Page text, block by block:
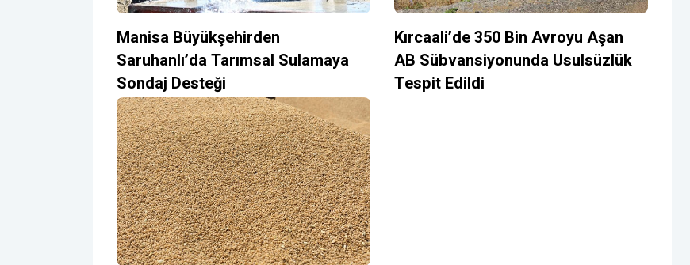
Manisa Büyükşehirden
Saruhanlı’da Tarımsal Sulamaya
Sondaj Desteği
Kırcaali’de 350 Bin Avroyu Aşan
AB Sübvansiyonunda Usulsüzlük
Tespit Edildi